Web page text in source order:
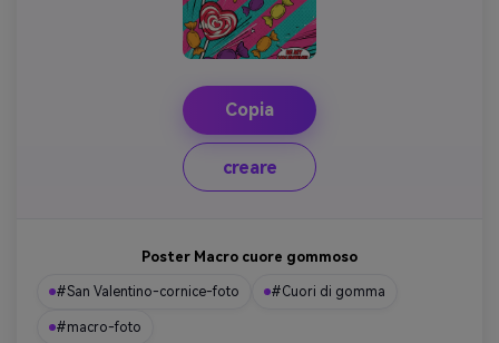
Copia
creare
Poster Macro cuore gommoso
#San Valentino-cornice-foto #Cuori di gomma
#macro-foto